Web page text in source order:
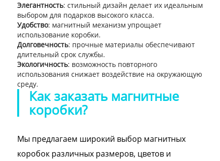
Элегантность: стильный дизайн делает их идеальным
выбором для подарков высокого класса.
Удобство: магнитный механизм упрощает
использование коробки.
Долговечность: прочные материалы обеспечивают
длительный срок службы.
Экологичность: возможность повторного
использования снижает воздействие на окружающую
среду.
Как заказать магнитные
коробки?
Мы предлагаем широкий выбор магнитных
коробок различных размеров, цветов и